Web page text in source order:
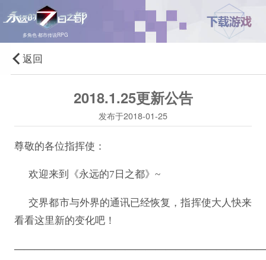
多角色·都市传说RPG
返回
2018.1.25更新公告
发布于2018-01-25
尊敬的各位指挥使：
欢迎来到《永远的7日之都》~
交界都市与外界的通讯已经恢复，指挥使大人快来
看看这里新的变化吧！